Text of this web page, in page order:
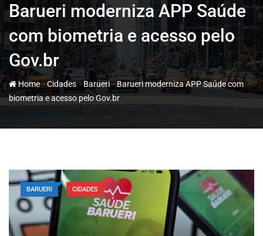
Barueri moderniza APP Saúde
com biometria e acesso pelo
Gov.br
Home-Cidades-Barueri-Barueri moderniza APP Saúde com
biometria e acesso pelo Gov.br
BARUERI CIDADES